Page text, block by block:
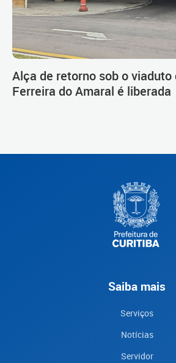
Alça de retorno sob o
Ferreira do Amaral é liberada
Saiba mais
Serviços
Notícias
Servidor